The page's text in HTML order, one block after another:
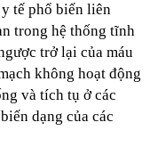
tế phổ biến liên
trong hệ thống tĩnh
trở lại của máu
không hoạt động
và tích tụ ở các
dạng của các